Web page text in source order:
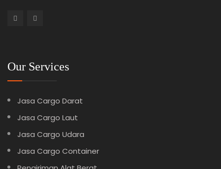
Our Services
Jasa Cargo Darat
Jasa Cargo Laut
Jasa Cargo Udara
Jasa Cargo Container